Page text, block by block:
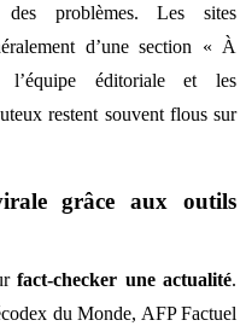
des problèmes. Les sites
d’une section « À
l’équipe éditoriale et les
restent souvent flous sur
grâce aux outils
fact-checker une actualité.
du Monde, AFP Factuel